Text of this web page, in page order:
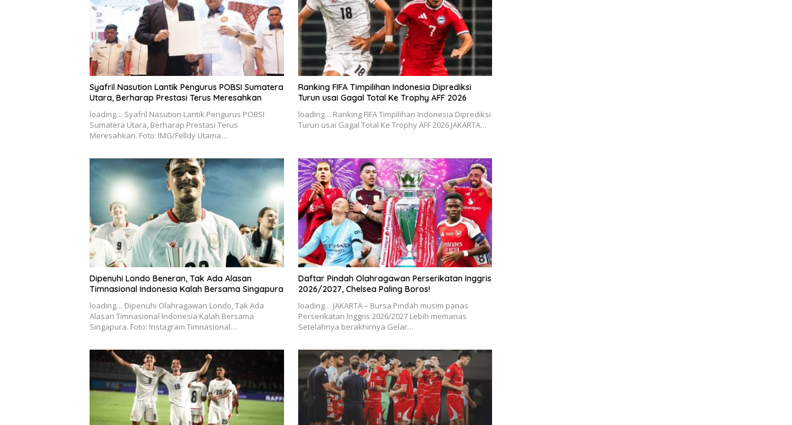
Syafril Nasution Lantik Pengurus POBSI Sumatera
Utara, Berharap Prestasi Terus Meresahkan
loading… Syafril Nasution Lantik Pengurus POBSI
Sumatera Utara, Berharap Prestasi Terus
Meresahkan. Foto: IMG/Felldy Utama…
Ranking FIFA Timpilihan Indonesia Diprediksi
Turun usai Gagal Total Ke Trophy AFF 2026
loading… Ranking FIFA Timpilihan Indonesia Diprediksi
Turun usai Gagal Total Ke Trophy AFF 2026 JAKARTA…
Dipenuhi Londo Beneran, Tak Ada Alasan
Timnasional Indonesia Kalah Bersama Singapura
loading… Dipenuhi Olahragawan Londo, Tak Ada
Alasan Timnasional Indonesia Kalah Bersama
Singapura. Foto: Instagram Timnasional…
Daftar Pindah Olahragawan Perserikatan Inggris
2026/2027, Chelsea Paling Boros!
loading… JAKARTA – Bursa Pindah musim panas
Perserikatan Inggris 2026/2027 Lebih memanas
Setelahnya berakhirnya Gelar…